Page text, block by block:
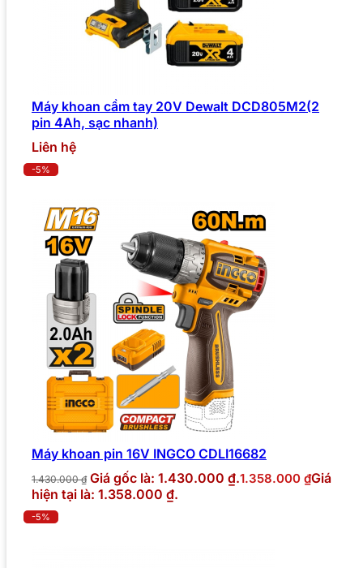
Máy khoan cầm tay 20V Dewalt DCD805M2(2
pin 4Ah, sạc nhanh)
Liên hệ
-5%
Máy khoan pin 16V INGCO CDLI16682
1.430.000₫ Giá gốc là: 1.430.000 ₫.1.358.000 ₫Giá
hiện tại là: 1.358.000 ₫.
-5%